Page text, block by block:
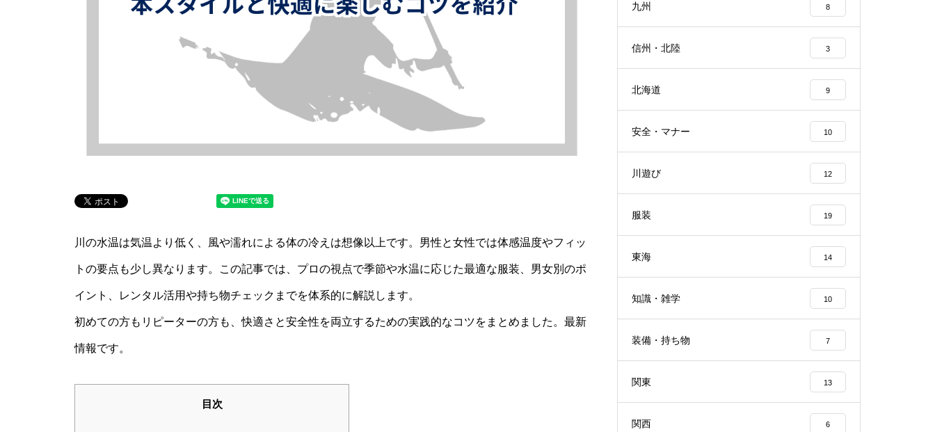
川の水温は気温より低く、風や濡れによる体の冷えは想像以上です。男性と女性では体感温度やフィッ
トの要点も少し異なります。この記事では、プロの視点で季節や水温に応じた最適な服装、男女別のポ
イント、レンタル活用や持ち物チェックまでを体系的に解説します。
初めての方もリピーターの方も、快適さと安全性を両立するための実践的なコツをまとめました。最新
情報です。
目次
九州 8
信州・北陸 3
北海道 9
安全・マナー 10
川遊び 12
服装 19
東海 14
知識・雑学 10
装備・持ち物 7
関東 13
関西 6